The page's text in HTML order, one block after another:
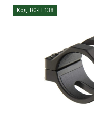
Код: RG-FL138